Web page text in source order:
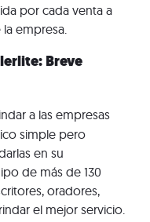
por cada venta a
empresa.
Breve
a las empresas
simple pero
en su
de más de 130
oradores,
el mejor servicio.